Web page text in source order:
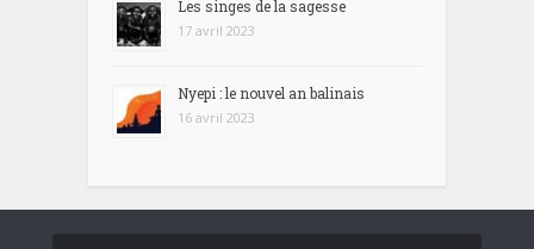
Les singes de la sagesse
17 avril 2023
Nyepi : le nouvel an balinais
16 avril 2023